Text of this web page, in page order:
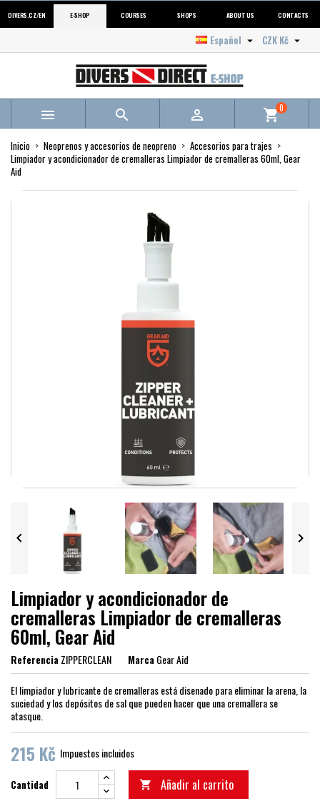
DIVERS.CZ/EN E-SHOP COURSES SHOPS ABOUT US CONTACTS
CZK Kč 
Español 
   shopping_cart0
Inicio Neoprenos y accesorios de neopreno
Accesorios para trajes
Limpiador y acondicionador de cremalleras Limpiador de cremalleras 60ml, Gear
Aid
 
Limpiador y acondicionador de
cremalleras Limpiador de cremalleras
60ml, Gear Aid
ReferenciaZIPPERCLEAN MarcaGear Aid
El limpiador y lubricante de cremalleras está disenado para eliminar la arena, la
suciedad y los depósitos de sal que pueden hacer que una cremallera se
atasque.
215 Kč Impuestos incluidos
Cantidad  Añadir al carrito